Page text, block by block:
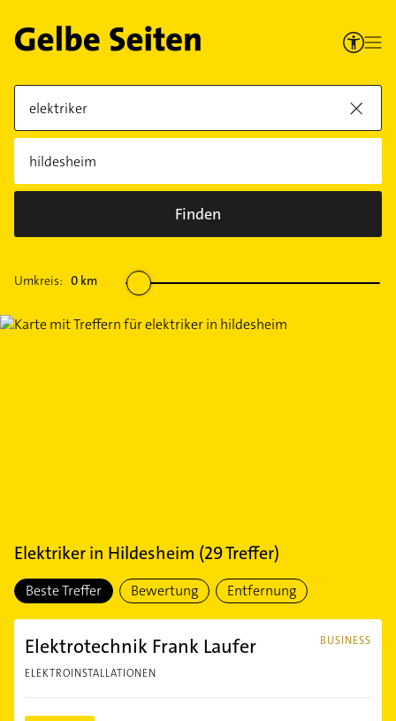
Finden
Umkreis: 0 km
Elektrikerin Hildesheim (29Treffer)
Beste Treffer Bewertung Entfernung
BUSINESS
Elektrotechnik Frank Laufer
ELEKTROINSTALLATIONEN